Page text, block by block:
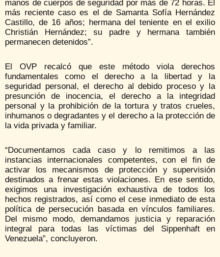
manos de cuerpos de seguridad por más de 72 horas. El
más reciente caso es el de Samanta Sofía Hernández
Castillo, de 16 años; hermana del teniente en el exilio
Christián Hernández; su padre y hermana también
permanecen detenidos”.
El OVP recalcó que este método viola derechos
fundamentales como el derecho a la libertad y la
seguridad personal, el derecho al debido proceso y la
presunción de inocencia, el derecho a la integridad
personal y la prohibición de la tortura y tratos crueles,
inhumanos o degradantes y el derecho a la protección de
la vida privada y familiar.
“Documentamos cada caso y lo remitimos a las
instancias internacionales competentes, con el fin de
activar los mecanismos de protección y supervisión
destinados a frenar estas violaciones. En ese sentido,
exigimos una investigación exhaustiva de todos los
hechos registrados, así como el cese inmediato de esta
política de persecución basada en vínculos familiares.
Del mismo modo, demandamos justicia y reparación
integral para todas las víctimas del Sippenhaft en
Venezuela”, concluyeron.